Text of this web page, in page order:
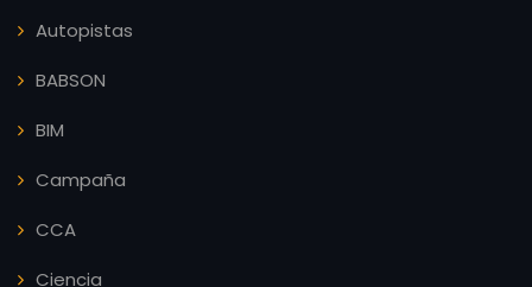
Autopistas
BABSON
BIM
Campaña
CCA
Ciencia